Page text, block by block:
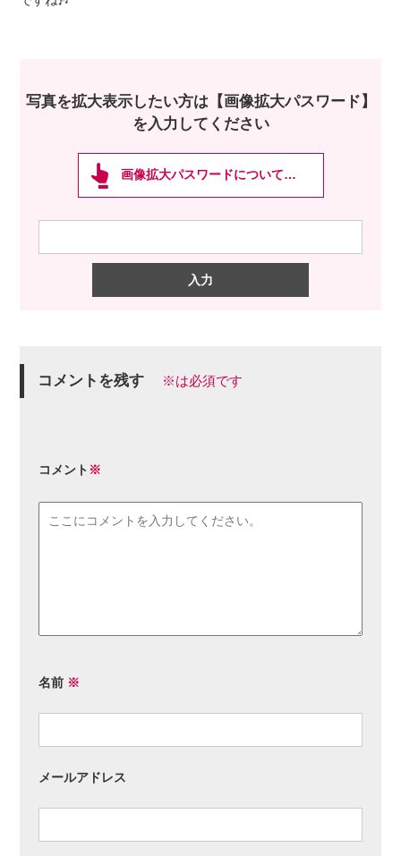
写真を拡大表示したい方は【画像拡大パスワード】
を入力してください
画像拡大パスワードについて…
コメントを残す ※は必須です
コメント ※
名前 ※
メールアドレス